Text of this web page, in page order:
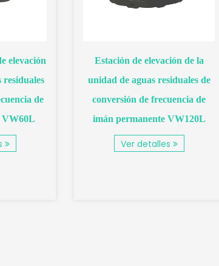
elevación
residuales
de
VW60L
Estación de elevación de la
unidad de aguas residuales de
conversión de frecuencia de
imán permanente VW120L
Ver detalles